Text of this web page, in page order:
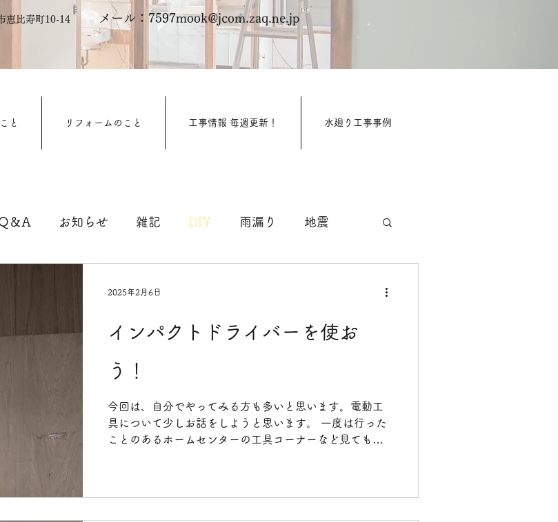
恵比寿町10-14 メール： 7597mook@jcom.zaq.ne.jp
と リフォームのこと 工事情報 毎週更新！ 水廻り工事事例
＆A お知らせ 雑記 DIY 雨漏り 地震
コロナ 台風 外壁工事 塗装工事
インパクトドライバーを使お
う！
今回は、自分でやってみる方も多いと思います。電動工
具について少しお話をしようと思います。 一度は行った
ことのあるホームセンターの工具コーナーなど見ても、
2025年2月6日